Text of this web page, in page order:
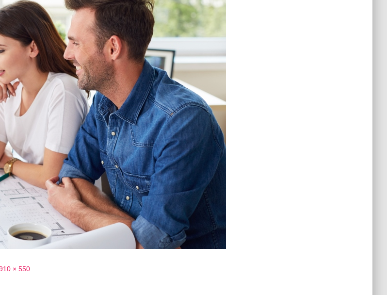
× 550